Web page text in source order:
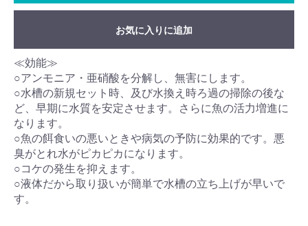
お気に入りに追加
≪効能≫
○アンモニア・亜硝酸を分解し、無害にします。
○水槽の新規セット時、及び水換え時ろ過の掃除の後な
ど、早期に水質を安定させます。さらに魚の活力増進に
なります。
○魚の餌食いの悪いときや病気の予防に効果的です。悪
臭がとれ水がピカピカになります。
○コケの発生を抑えます。
○液体だから取り扱いが簡単で水槽の立ち上げが早いで
す。